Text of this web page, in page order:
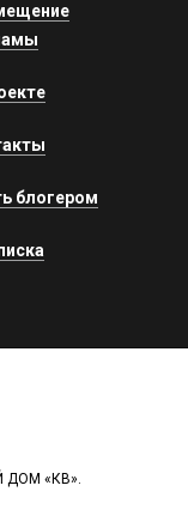
блогером
ДОМ «КВ».